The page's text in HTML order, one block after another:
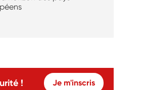
! Je m'inscris